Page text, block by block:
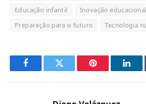
Educação infantil
Inovação
Preparação para o futuro
Tecnologia
FacebookTwitter Pinterest